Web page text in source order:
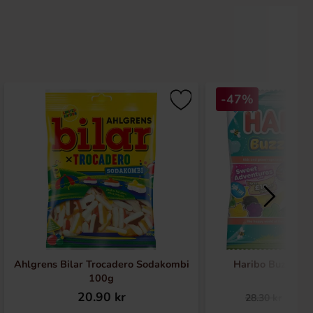
Ahlgrens Bilar Trocadero Sodakombi
100g
20.90 kr
-47%
Haribo Buzzy
28.30 kr